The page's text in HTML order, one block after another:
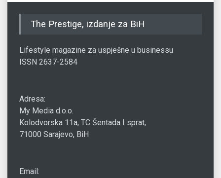
The Prestige, izdanje za BiH
Lifestyle magazine za uspješne u businessu
ISSN 2637-2584
Adresa:
My Media d.o.o.
Kolodvorska 11a, TC Šentada I sprat,
71000 Sarajevo, BiH
Email: